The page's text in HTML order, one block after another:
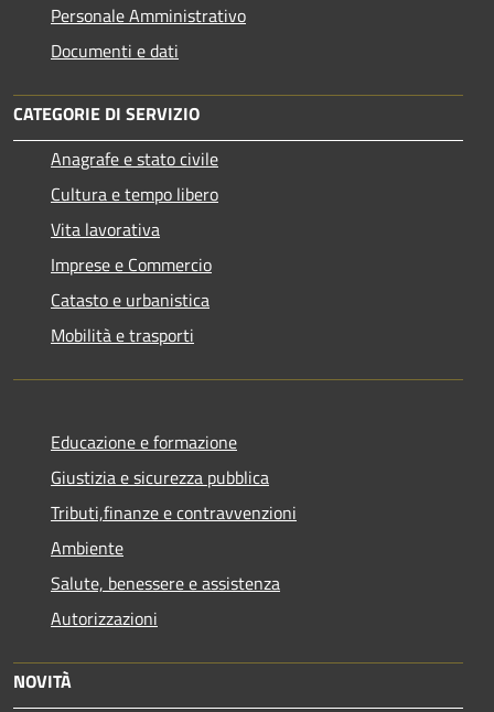
Personale Amministrativo
Documenti e dati
CATEGORIE DI SERVIZIO
Anagrafe e stato civile
Cultura e tempo libero
Vita lavorativa
Imprese e Commercio
Catasto e urbanistica
Mobilità e trasporti
Educazione e formazione
Giustizia e sicurezza pubblica
Tributi,finanze e contravvenzioni
Ambiente
Salute, benessere e assistenza
Autorizzazioni
NOVITÀ